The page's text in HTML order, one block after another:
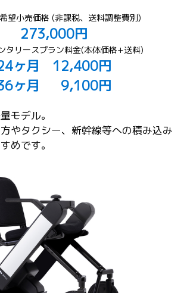
望小売価格 (非課税、送料調整費別)
273,000円
タリースプラン料金(本体価格+送料)
ヶ月 12,400円
ヶ月 9,100円
モデル。
やタクシー、新幹線等への積み込み
めです。